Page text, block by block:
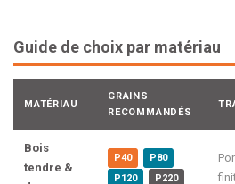
Guide de choix par matériau
MATÉRIAU
GRAINS
RECOMMANDÉS
Bois
tendre &
P40
P80
P120
P220